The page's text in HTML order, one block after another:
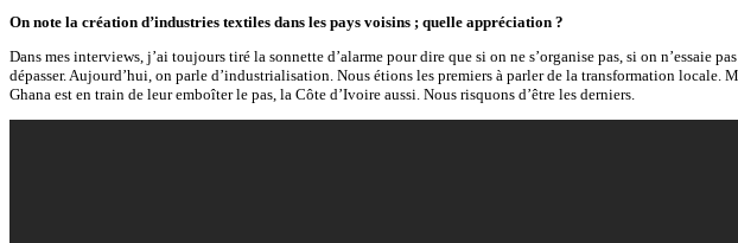
On note la création d’industries textiles dans les pays voisins ; quelle appréciation ?
Dans mes interviews, j’ai toujours tiré la sonnette d’alarme pour dire que si on ne s’organise pas, si on n’essaie
dépasser. Aujourd’hui, on parle d’industrialisation. Nous étions les premiers à parler de la transformation
Ghana est en train de leur emboîter le pas, la Côte d’Ivoire aussi. Nous risquons d’être les derniers.